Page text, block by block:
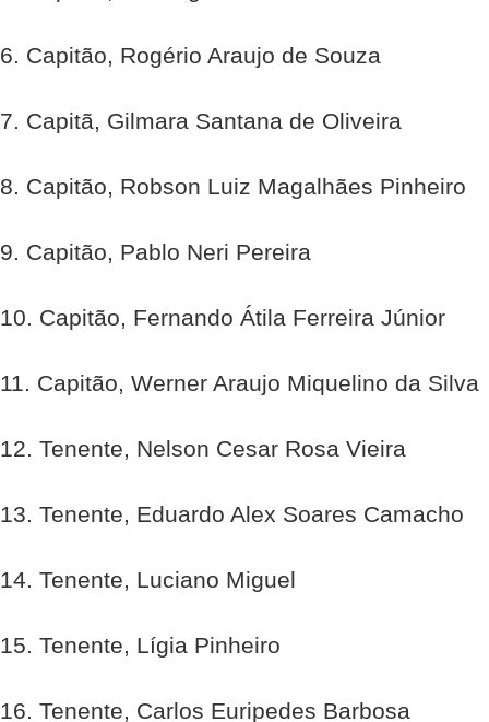
6. Capitão, Rogério Araujo de Souza
7. Capitã, Gilmara Santana de Oliveira
8. Capitão, Robson Luiz Magalhães Pinheiro
9. Capitão, Pablo Neri Pereira
10. Capitão, Fernando Átila Ferreira Júnior
11. Capitão, Werner Araujo Miquelino da Silva
12. Tenente, Nelson Cesar Rosa Vieira
13. Tenente, Eduardo Alex Soares Camacho
14. Tenente, Luciano Miguel
15. Tenente, Lígia Pinheiro
16. Tenente, Carlos Euripedes Barbosa